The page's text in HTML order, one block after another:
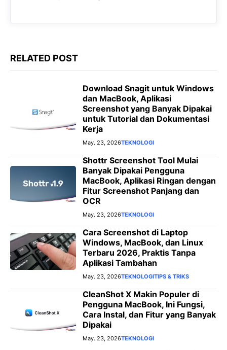
r
RELATED POST
Download Snagit untuk Windows
dan MacBook, Aplikasi
Screenshot yang Banyak Dipakai
untuk Tutorial dan Dokumentasi
Kerja
May. 23, 2026TEKNOLOGI
Shottr Screenshot Tool Mulai
Banyak Dipakai Pengguna
MacBook, Aplikasi Ringan dengan
Fitur Screenshot Panjang dan
OCR
May. 23, 2026TEKNOLOGI
Cara Screenshot di Laptop
Windows, MacBook, dan Linux
Terbaru 2026, Praktis Tanpa
Aplikasi Tambahan
May. 23, 2026TEKNOLOGITIPS & TRIKS
CleanShot X Makin Populer di
Pengguna MacBook, Ini Fungsi,
Cara Instal, dan Fitur yang Banyak
Dipakai
May. 23, 2026TEKNOLOGI